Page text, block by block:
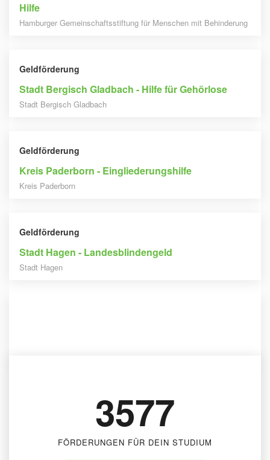
Hilfe
Hamburger Gemeinschaftsstiftung für Menschen mit Behinderung
Geldförderung
Stadt Bergisch Gladbach - Hilfe für Gehörlose
Stadt Bergisch Gladbach
Geldförderung
Kreis Paderborn - Eingliederungshilfe
Kreis Paderborn
Geldförderung
Stadt Hagen - Landesblindengeld
Stadt Hagen
3577
FÖRDERUNGEN FÜR DEIN STUDIUM